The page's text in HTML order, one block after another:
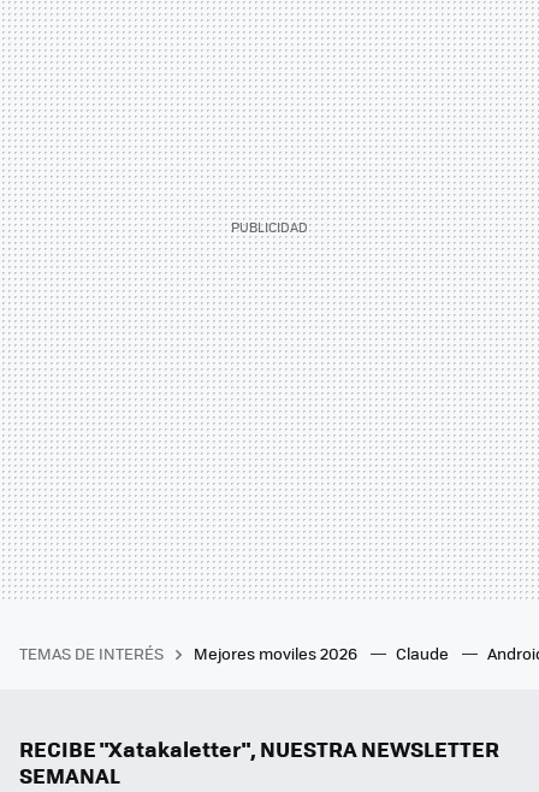
TEMAS DE INTERÉS Mejores moviles 2026 Claude
RECIBE "Xatakaletter", NUESTRA NEWSLETTER
SEMANAL